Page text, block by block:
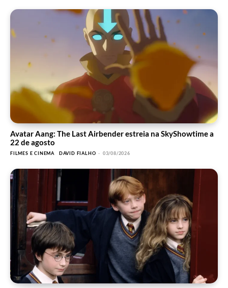
Avatar Aang: The Last Airbender estreia na SkyShowtime a
22 de agosto
FILMES E CINEMA DAVID FIALHO - 03/08/2026